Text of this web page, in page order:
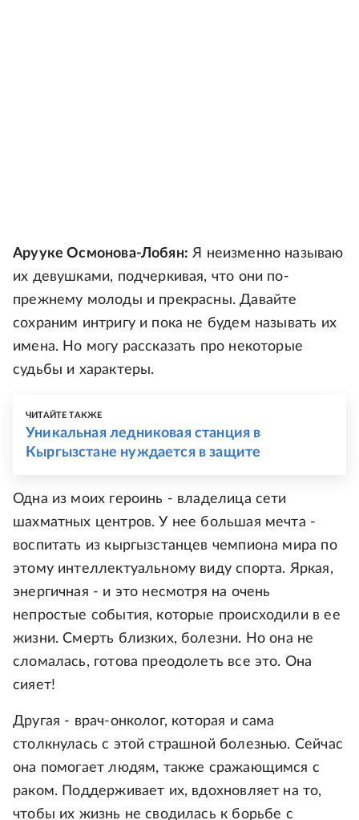
Арууке Осмонова-Лобян: Я неизменно называю
их девушками, подчеркивая, что они по-
прежнему молоды и прекрасны. Давайте
сохраним интригу и пока не будем называть их
имена. Но могу рассказать про некоторые
судьбы и характеры.
ЧИТАЙТЕ ТАКЖЕ
Уникальная ледниковая станция в
Кыргызстане нуждается в защите
Одна из моих героинь - владелица сети
шахматных центров. У нее большая мечта -
воспитать из кыргызстанцев чемпиона мира по
этому интеллектуальному виду спорта. Яркая,
энергичная - и это несмотря на очень
непростые события, которые происходили в ее
жизни. Смерть близких, болезни. Но она не
сломалась, готова преодолеть все это. Она
сияет!
Другая - врач-онколог, которая и сама
столкнулась с этой страшной болезнью. Сейчас
она помогает людям, также сражающимся с
раком. Поддерживает их, вдохновляет на то,
чтобы их жизнь не сводилась к борьбе с